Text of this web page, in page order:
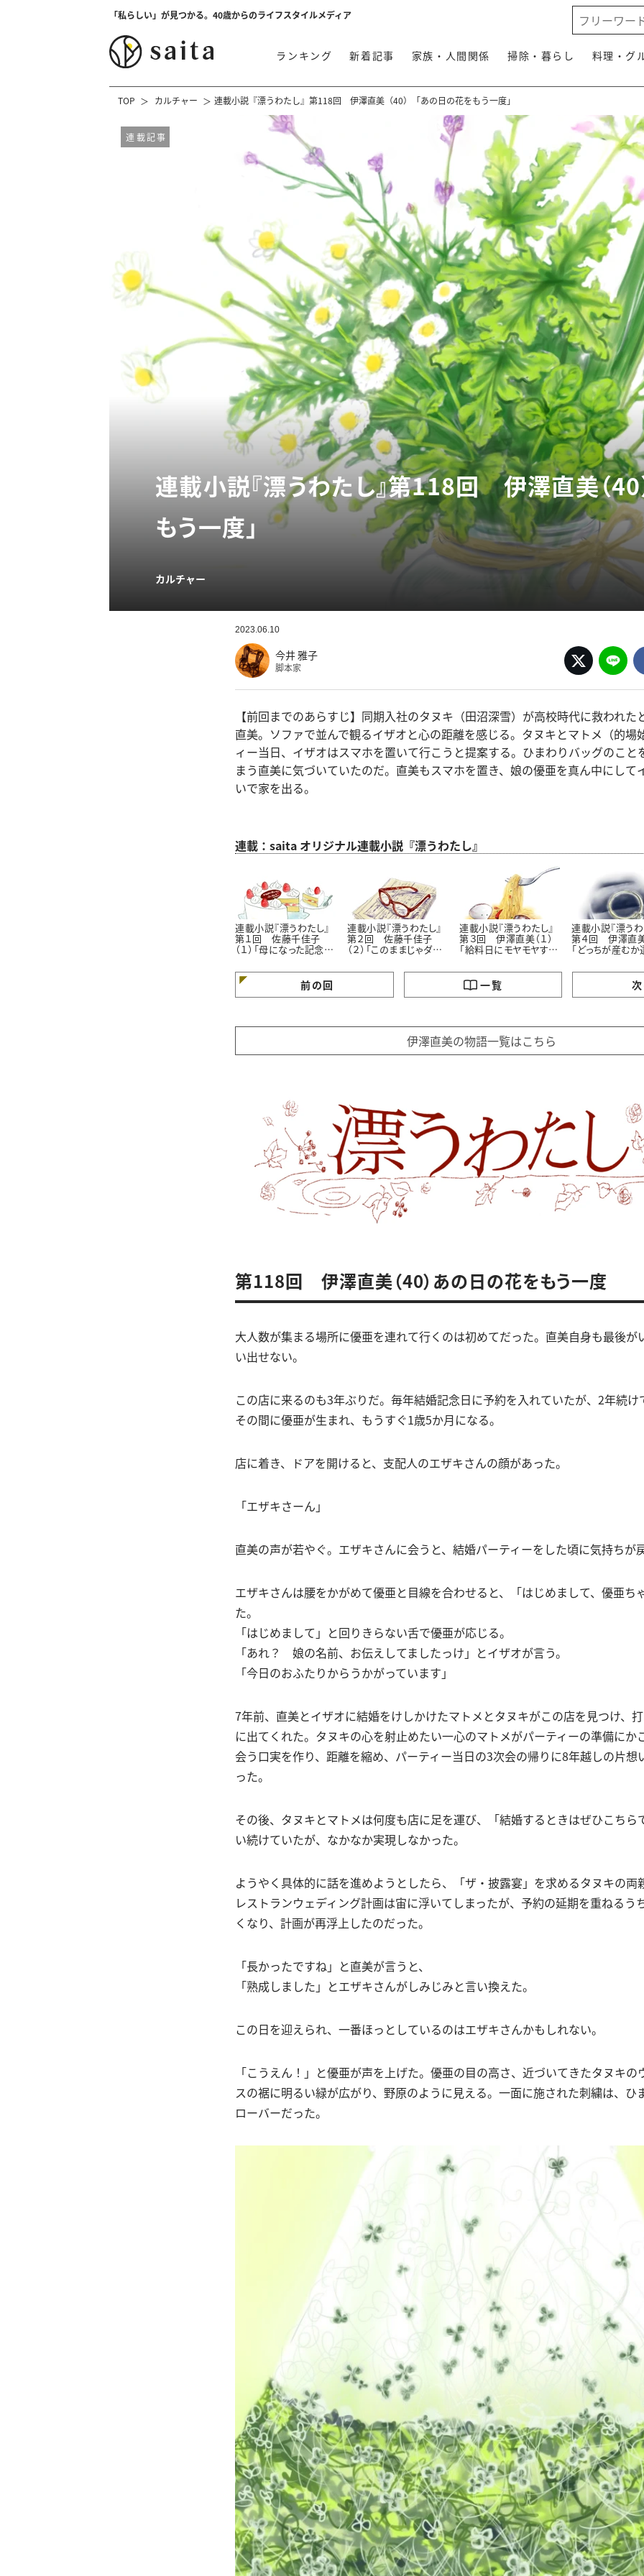
「私らしい」が見つかる。40歳からのライフスタイルメディア
ランキング 新着記事 家族・人間関係 掃除・暮らし 料理・グ
TOP カルチャー 連載小説『漂うわたし』第118回 伊澤直美（40）「あの日の花をもう一度」
連載記事
連載小説『漂うわたし』第118回 伊澤直美（40
もう一度」
カルチャー
2023.06.10
今井 雅子
脚本家
【前回までのあらすじ】同期入社のタヌキ（田沼深雪）が高校時代に救われた
直美。ソファで並んで観るイザオと心の距離を感じる。タヌキとマトメ（的場
ィー当日、イザオはスマホを置いて行こうと提案する。ひまわりバッグのこと
まう直美に気づいていたのだ。直美もスマホを置き、娘の優亜を真ん中にして
いで家を出る。
連載：saita オリジナル連載小説『漂うわたし』
連載小説『漂うわたし』
第１回 佐藤千佳子
（１）「母になった記念
連載小説『漂うわたし』
第２回 佐藤千佳子
（２）「このままじゃダ
連載小説『漂うわたし』
第３回 伊澤直美（１）
「給料日にモヤモヤする
連載小説『漂うわ
第４回 伊澤直美
「どっちが産む
前の回 一覧
伊澤直美の物語一覧はこちら
第118回 伊澤直美（40）あの日の花をもう一度
大人数が集まる場所に優亜を連れて行くのは初めてだった。直美自身も最後が
い出せない。
この店に来るのも3年ぶりだ。毎年結婚記念日に予約を入れていたが、2年続
その間に優亜が生まれ、もうすぐ1歳5か月になる。
店に着き、ドアを開けると、支配人のエザキさんの顔があった。
「エザキさーん」
直美の声が若やぐ。エザキさんに会うと、結婚パーティーをした頃に気持ちが
エザキさんは腰をかがめて優亜と目線を合わせると、「はじめまして、優亜ち
た。
「はじめまして」と回りきらない舌で優亜が応じる。
「あれ？ 娘の名前、お伝えしてましたっけ」とイザオが言う。
「今日のおふたりからうかがっています」
7年前、直美とイザオに結婚をけしかけたマトメとタヌキがこの店を見つけ、
に出てくれた。タヌキの心を射止めたい一心のマトメがパーティーの準備にか
会う口実を作り、距離を縮め、パーティー当日の3次会の帰りに8年越しの片想
った。
その後、タヌキとマトメは何度も店に足を運び、「結婚するときはぜひこちら
い続けていたが、なかなか実現しなかった。
ようやく具体的に話を進めようとしたら、「ザ・披露宴」を求めるタヌキの両
レストランウェディング計画は宙に浮いてしまったが、予約の延期を重ねるう
くなり、計画が再浮上したのだった。
「長かったですね」と直美が言うと、
「熟成しました」とエザキさんがしみじみと言い換えた。
この日を迎えられ、一番ほっとしているのはエザキさんかもしれない。
「こうえん！」と優亜が声を上げた。優亜の目の高さ、近づいてきたタヌキの
スの裾に明るい緑が広がり、野原のように見える。一面に施された刺繍は、ひ
ローバーだった。